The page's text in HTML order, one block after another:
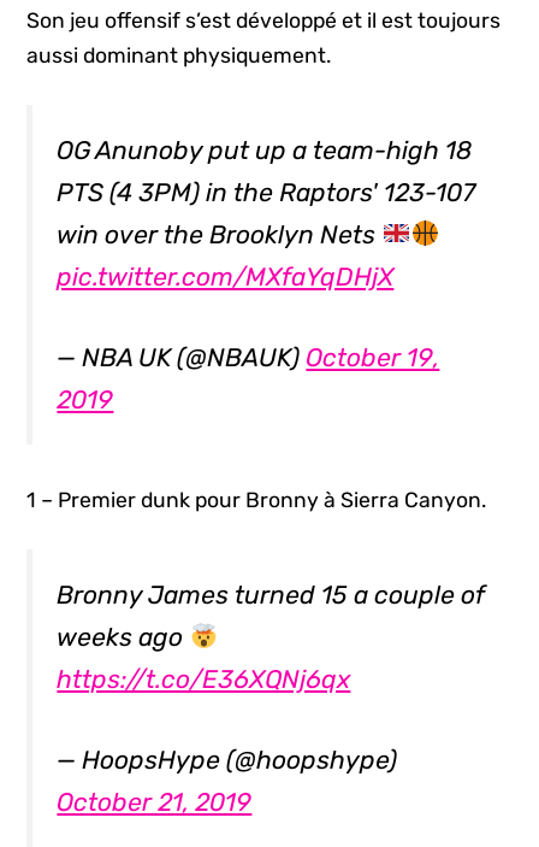
Son jeu offensif s’est développé et il est toujours
aussi dominant physiquement.
OG Anunoby put up a team-high 18
PTS (4 3PM) in the Raptors' 123-107
win over the Brooklyn Nets
pic.twitter.com/MXfaYqDHjX
— NBA UK (@NBAUK) October 19,
2019
1 – Premier dunk pour Bronny à Sierra Canyon.
Bronny James turned 15 a couple of
weeks ago
https://t.co/E36XQNj6qx
— HoopsHype (@hoopshype)
October 21, 2019